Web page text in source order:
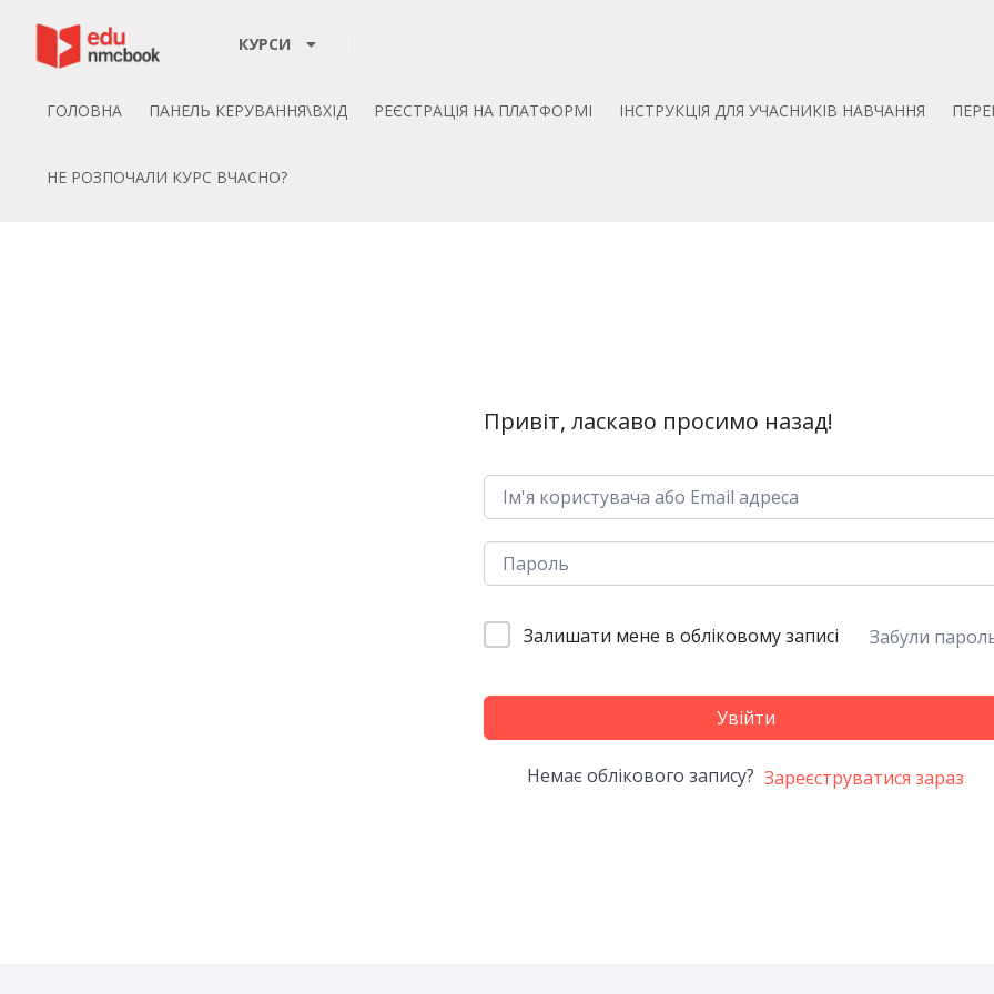
КУРСИ
ГОЛОВНА ПАНЕЛЬ КЕРУВАННЯ\ВХІД РЕЄСТРАЦІЯ НА ПЛАТФОРМІ ІНСТРУКЦІЯ ДЛЯ УЧАСНИКІВ НАВЧАННЯ
НЕ РОЗПОЧАЛИ КУРС ВЧАСНО?
Привіт, ласкаво просимо назад!
Залишати мене в обліковому записі Забули
Увійти
Немає облікового запису? Зареєструватися зараз